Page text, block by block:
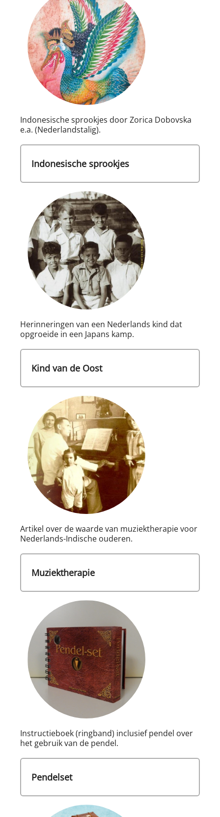
Indonesische sprookjes door Zorica Dobovska
e.a. (Nederlandstalig).
Indonesische sprookjes
Herinneringen van een Nederlands kind dat
opgroeide in een Japans kamp.
Kind van de Oost
Artikel over de waarde van muziektherapie voor
Nederlands-Indische ouderen.
Muziektherapie
Instructieboek (ringband) inclusief pendel over
het gebruik van de pendel.
Pendelset